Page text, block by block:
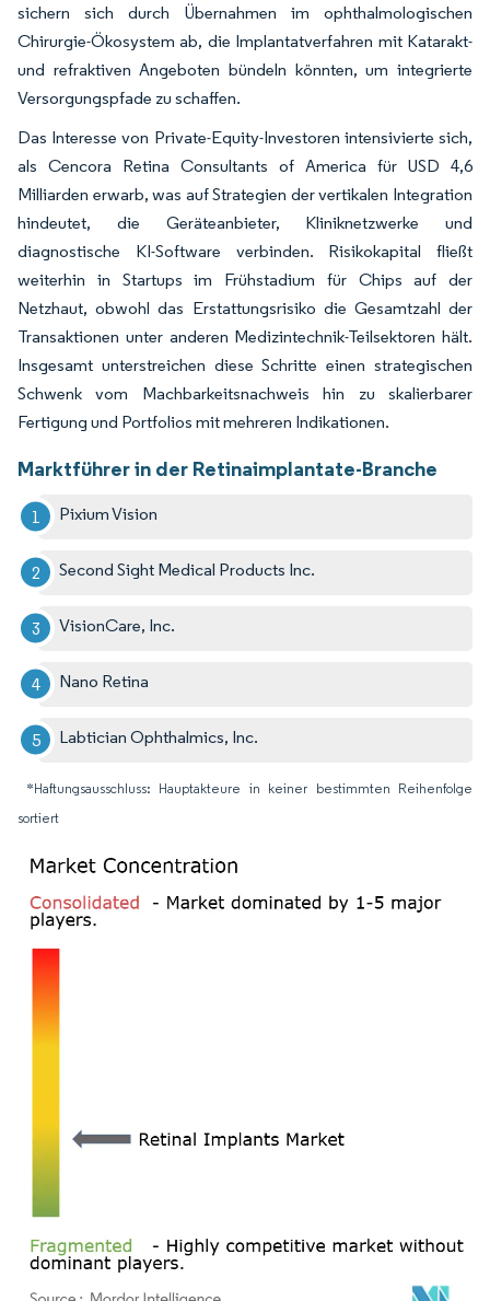
sichern sich durch Übernahmen im ophthalmologischen
Chirurgie-Ökosystem ab, die Implantatverfahren mit Katarakt-
und refraktiven Angeboten bündeln könnten, um integrierte
Versorgungspfade zu schaffen.
Das Interesse von Private-Equity-Investoren intensivierte sich,
als Cencora Retina Consultants of America für USD 4,6
Milliarden erwarb, was auf Strategien der vertikalen Integration
hindeutet, die Geräteanbieter, Kliniknetzwerke und
diagnostische KI-Software verbinden. Risikokapital fließt
weiterhin in Startups im Frühstadium für Chips auf der
Netzhaut, obwohl das Erstattungsrisiko die Gesamtzahl der
Transaktionen unter anderen Medizintechnik-Teilsektoren hält.
Insgesamt unterstreichen diese Schritte einen strategischen
Schwenk vom Machbarkeitsnachweis hin zu skalierbarer
Fertigung und Portfolios mit mehreren Indikationen.
Marktführer in der Retinaimplantate-Branche
Pixium Vision
Second Sight Medical Products Inc.
VisionCare, Inc.
Nano Retina
Labtician Ophthalmics, Inc.
*Haftungsausschluss: Hauptakteure in keiner bestimmten Reihenfolge
sortiert